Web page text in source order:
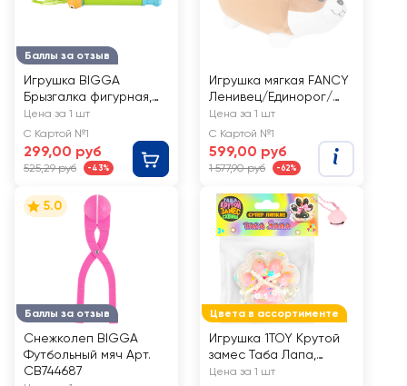
Баллы за отзыв
Игрушка BIGGA
Брызгалка фигурная,
50см, Арт. WT503433
Цена за 1 шт
С Картой №1
299,00 руб
525,29 руб -43%
Игрушка мягкая FANCY
Ленивец/Единорог/
Корги, в
ассортименте
Цена за 1 шт
С Картой №1
599,00 руб
1 577,90 руб -62%
Баллы за отзыв
5.0
Снежколеп BIGGA
Футбольный мяч Арт.
CB744687
Цвета в ассортименте
Игрушка 1TOY Крутой
замес Таба Лапа,
6,5х3см, в
Цена за 1 шт